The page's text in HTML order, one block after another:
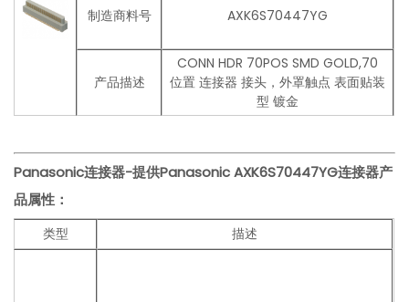
制造商料号 AXK6S70447YG
产品描述
CONN HDR 70POS SMD GOLD,70
位置 连接器 接头，外罩触点 表面贴装
型 镀金
Panasonic连接器-提供Panasonic AXK6S70447YG连接器产
品属性：
类型 描述